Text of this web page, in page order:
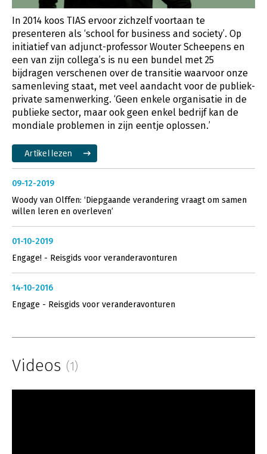
In 2014 koos TIAS ervoor zichzelf voortaan te
presenteren als ‘school for business and society’. Op
initiatief van adjunct-professor Wouter Scheepens en
een van zijn collega’s is nu een bundel met 25
bijdragen verschenen over de transitie waarvoor onze
samenleving staat, met veel aandacht voor de publiek-
private samenwerking. ‘Geen enkele organisatie in de
publieke sector, maar ook geen enkel bedrijf kan de
mondiale problemen in zijn eentje oplossen.’
Artikel lezen
09-12-2019
Woody van Olffen: ‘Diepgaande verandering vraagt om samen
willen leren en overleven’
01-10-2019
Engage! - Reisgids voor veranderavonturen
14-10-2016
Engage - Reisgids voor veranderavonturen
Videos (1)